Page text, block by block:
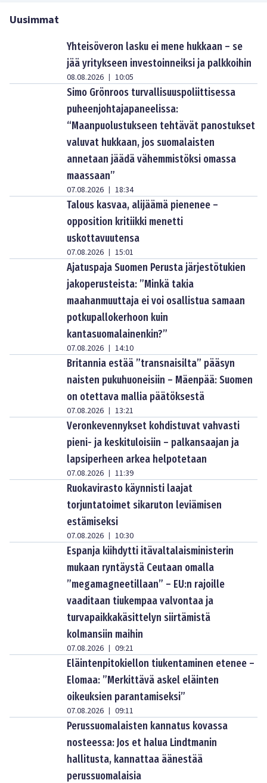
Uusimmat
Yhteisöveron lasku ei mene hukkaan – se
jää yritykseen investoinneiksi ja palkkoihin
08.08.2026 | 10:05
Simo Grönroos turvallisuuspoliittisessa
puheenjohtajapaneelissa:
“Maanpuolustukseen tehtävät panostukset
valuvat hukkaan, jos suomalaisten
annetaan jäädä vähemmistöksi omassa
maassaan”
07.08.2026 | 18:34
Talous kasvaa, alijäämä pienenee –
opposition kritiikki menetti
uskottavuutensa
07.08.2026 | 15:01
Ajatuspaja Suomen Perusta järjestötukien
jakoperusteista: ”Minkä takia
maahanmuuttaja ei voi osallistua samaan
potkupallokerhoon kuin
kantasuomalainenkin?”
07.08.2026 | 14:10
Britannia estää ”transnaisilta” pääsyn
naisten pukuhuoneisiin – Mäenpää: Suomen
on otettava mallia päätöksestä
07.08.2026 | 13:21
Veronkevennykset kohdistuvat vahvasti
pieni- ja keskituloisiin – palkansaajan ja
lapsiperheen arkea helpotetaan
07.08.2026 | 11:39
Ruokavirasto käynnisti laajat
torjuntatoimet sikaruton leviämisen
estämiseksi
07.08.2026 | 10:30
Espanja kiihdytti itävaltalaisministerin
mukaan ryntäystä Ceutaan omalla
”megamagneetillaan” – EU:n rajoille
vaaditaan tiukempaa valvontaa ja
turvapaikkakäsittelyn siirtämistä
kolmansiin maihin
07.08.2026 | 09:21
Eläintenpitokiellon tiukentaminen etenee –
Elomaa: ”Merkittävä askel eläinten
oikeuksien parantamiseksi”
07.08.2026 | 09:11
Perussuomalaisten kannatus kovassa
nosteessa: Jos et halua Lindtmanin
hallitusta, kannattaa äänestää
perussuomalaisia